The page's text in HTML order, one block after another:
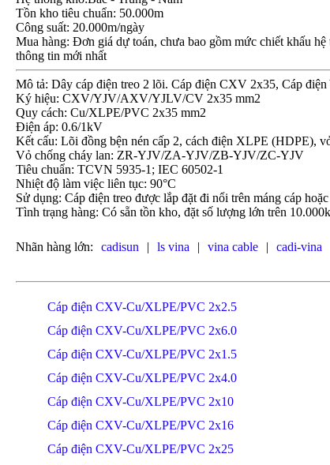
Tồn kho tiêu chuẩn: 50.000m
Công suất: 20.000m/ngày
Mua hàng: Đơn giá dự toán, chưa bao gồm mức chiết khấu
thông tin mới nhất
Mô tả: Dây cáp điện treo 2 lõi. Cáp điện CXV 2x35, Cáp
Ký hiệu: CXV/YJV/AXV/YJLV/CV 2x35 mm2
Quy cách: Cu/XLPE/PVC 2x35 mm2
Điện áp: 0.6/1kV
Kết cấu: Lõi đồng bện nén cấp 2, cách điện XLPE (HDPE),
Vỏ chống cháy lan: ZR-YJV/ZA-YJV/ZB-YJV/ZC-YJV
Tiêu chuẩn: TCVN 5935-1; IEC 60502-1
Nhiệt độ làm việc liên tục: 90°C
Sử dụng: Cáp điện treo được lắp đặt đi nổi trên máng cáp
Tình trạng hàng: Có sẵn tồn kho, đặt số lượng lớn trên
Nhãn hàng lớn: cadisun | ls vina | vina cable | cadi-vina
Cáp điện CXV-Cu/XLPE/PVC 2x2.5
Cáp điện CXV-Cu/XLPE/PVC 2x6.0
Cáp điện CXV-Cu/XLPE/PVC 2x1.5
Cáp điện CXV-Cu/XLPE/PVC 2x4.0
Cáp điện CXV-Cu/XLPE/PVC 2x10
Cáp điện CXV-Cu/XLPE/PVC 2x16
Cáp điện CXV-Cu/XLPE/PVC 2x25